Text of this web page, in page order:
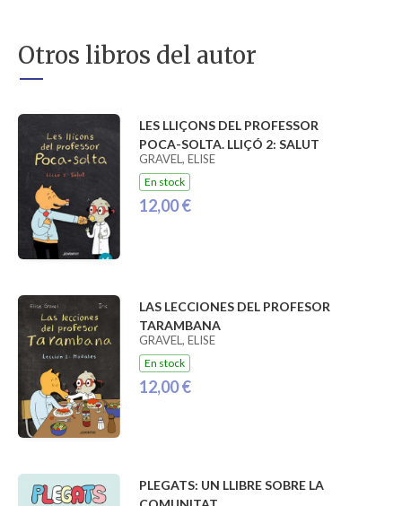
Otros libros del autor
LES LLIÇONS DEL PROFESSOR
POCA-SOLTA. LLIÇÓ 2: SALUT
GRAVEL, ELISE
En stock
12,00 €
LAS LECCIONES DEL PROFESOR
TARAMBANA
GRAVEL, ELISE
En stock
12,00 €
PLEGATS: UN LLIBRE SOBRE LA